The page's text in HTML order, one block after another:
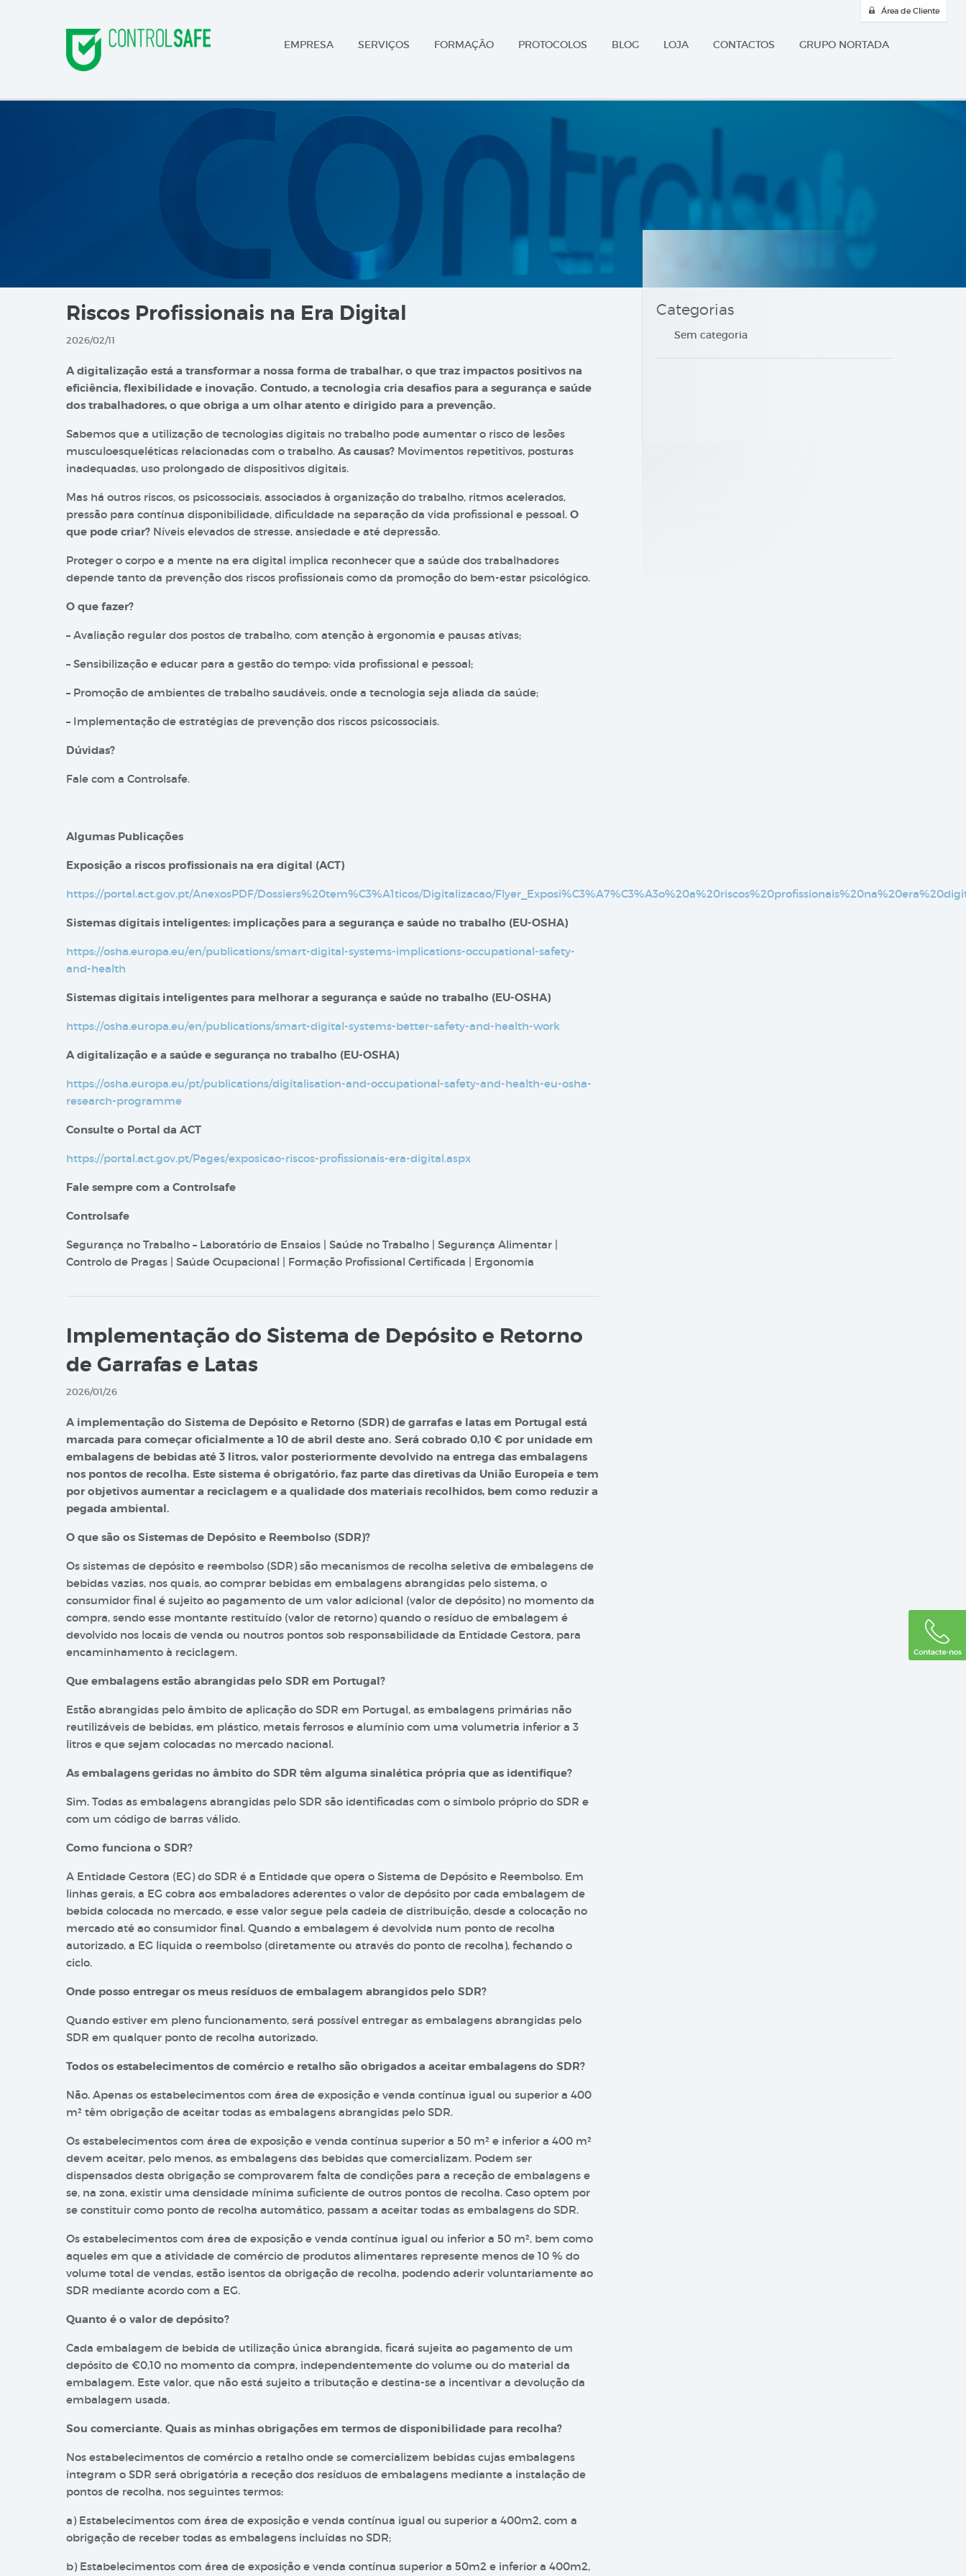
Área de Cliente
EMPRESA SERVIÇOS FORMAÇÃO PROTOCOLOS BLOG LOJA CONTACTOS GRUPO NORTADA
Riscos Profissionais na Era Digital
2026/02/11
A digitalização está a transformar a nossa forma de trabalhar, o que traz impactos positivos na
eficiência, flexibilidade e inovação. Contudo, a tecnologia cria desafios para a segurança e saúde
dos trabalhadores, o que obriga a um olhar atento e dirigido para a prevenção.
Sabemos que a utilização de tecnologias digitais no trabalho pode aumentar o risco de lesões
musculoesqueléticas relacionadas com o trabalho. As causas? Movimentos repetitivos, posturas
inadequadas, uso prolongado de dispositivos digitais.
Mas há outros riscos, os psicossociais, associados à organização do trabalho, ritmos acelerados,
pressão para contínua disponibilidade, dificuldade na separação da vida profissional e pessoal. O
que pode criar? Níveis elevados de stresse, ansiedade e até depressão.
Proteger o corpo e a mente na era digital implica reconhecer que a saúde dos trabalhadores
depende tanto da prevenção dos riscos profissionais como da promoção do bem-estar psicológico.
O que fazer?
– Avaliação regular dos postos de trabalho, com atenção à ergonomia e pausas ativas;
– Sensibilização e educar para a gestão do tempo: vida profissional e pessoal;
– Promoção de ambientes de trabalho saudáveis, onde a tecnologia seja aliada da saúde;
– Implementação de estratégias de prevenção dos riscos psicossociais.
Dúvidas?
Fale com a Controlsafe.
Algumas Publicações
Exposição a riscos profissionais na era digital​ (ACT)
https://portal.act.gov.pt/AnexosPDF/Dossiers%20tem%C3%A1ticos/Digitalizacao/
Sistemas digitais inteligentes: implicações para a segurança e saúde no trabalho (EU-OSHA)
https://osha.europa.eu/en/publications/smart-digital-systems-implications-occupational-safety-
and-health
Sistemas digitais inteligentes para melhorar a segurança e saúde no trabalho​​ (EU-OSHA)
https://osha.europa.eu/en/publications/smart-digital-systems-better-safety-and-health-work
A digitalização e a saúde e segurança no trabalho (EU-OSHA)
https://osha.europa.eu/pt/publications/digitalisation-and-occupational-safety-and-health-eu-osha-
research-programme
Consulte o Portal da ACT
https://portal.act.gov.pt/Pages/exposicao-riscos-profissionais-era-digital.aspx
Fale sempre com a Controlsafe
Controlsafe
Segurança no Trabalho – Laboratório de Ensaios | Saúde no Trabalho | Segurança Alimentar |
Controlo de Pragas | Saúde Ocupacional | Formação Profissional Certificada | Ergonomia
Implementação do Sistema de Depósito e Retorno
de Garrafas e Latas
2026/01/26
A implementação do Sistema de Depósito e Retorno (SDR) de garrafas e latas em Portugal está
marcada para começar oficialmente a 10 de abril deste ano. Será cobrado 0,10 € por unidade em
embalagens de bebidas até 3 litros, valor posteriormente devolvido na entrega das embalagens
nos pontos de recolha. Este sistema é obrigatório, faz parte das diretivas da União Europeia e tem
por objetivos aumentar a reciclagem e a qualidade dos materiais recolhidos, bem como reduzir a
pegada ambiental.
O que são os Sistemas de Depósito e Reembolso (SDR)?
Os sistemas de depósito e reembolso (SDR) são mecanismos de recolha seletiva de embalagens de
bebidas vazias, nos quais, ao comprar bebidas em embalagens abrangidas pelo sistema, o
consumidor final é sujeito ao pagamento de um valor adicional (valor de depósito) no momento da
compra, sendo esse montante restituído (valor de retorno) quando o resíduo de embalagem é
devolvido nos locais de venda ou noutros pontos sob responsabilidade da Entidade Gestora, para
encaminhamento à reciclagem.
Que embalagens estão abrangidas pelo SDR em Portugal?
Estão abrangidas pelo âmbito de aplicação do SDR em Portugal, as embalagens primárias não
reutilizáveis de bebidas, em plástico, metais ferrosos e alumínio com uma volumetria inferior a 3
litros e que sejam colocadas no mercado nacional.
As embalagens geridas no âmbito do SDR têm alguma sinalética própria que as identifique?
Sim. Todas as embalagens abrangidas pelo SDR são identificadas com o símbolo próprio do SDR e
com um código de barras válido.
Como funciona o SDR?
A Entidade Gestora (EG) do SDR é a Entidade que opera o Sistema de Depósito e Reembolso. Em
linhas gerais, a EG cobra aos embaladores aderentes o valor de depósito por cada embalagem de
bebida colocada no mercado, e esse valor segue pela cadeia de distribuição, desde a colocação no
mercado até ao consumidor final. Quando a embalagem é devolvida num ponto de recolha
autorizado, a EG liquida o reembolso (diretamente ou através do ponto de recolha), fechando o
ciclo.
Onde posso entregar os meus resíduos de embalagem abrangidos pelo SDR?
Quando estiver em pleno funcionamento, será possível entregar as embalagens abrangidas pelo
SDR em qualquer ponto de recolha autorizado.
Todos os estabelecimentos de comércio e retalho são obrigados a aceitar embalagens do SDR?
Não. Apenas os estabelecimentos com área de exposição e venda contínua igual ou superior a 400
m² têm obrigação de aceitar todas as embalagens abrangidas pelo SDR.
Os estabelecimentos com área de exposição e venda contínua superior a 50 m² e inferior a 400 m²
devem aceitar, pelo menos, as embalagens das bebidas que comercializam. Podem ser
dispensados desta obrigação se comprovarem falta de condições para a receção de embalagens e
se, na zona, existir uma densidade mínima suficiente de outros pontos de recolha. Caso optem por
se constituir como ponto de recolha automático, passam a aceitar todas as embalagens do SDR.
Os estabelecimentos com área de exposição e venda contínua igual ou inferior a 50 m², bem como
aqueles em que a atividade de comércio de produtos alimentares represente menos de 10 % do
volume total de vendas, estão isentos da obrigação de recolha, podendo aderir voluntariamente ao
SDR mediante acordo com a EG.
Quanto é o valor de depósito?
Cada embalagem de bebida de utilização única abrangida, ficará sujeita ao pagamento de um
depósito de €0,10 no momento da compra, independentemente do volume ou do material da
embalagem. Este valor, que não está sujeito a tributação e destina-se a incentivar a devolução da
embalagem usada.
Sou comerciante. Quais as minhas obrigações em termos de disponibilidade para recolha?
Nos estabelecimentos de comércio a retalho onde se comercializem bebidas cujas embalagens
integram o SDR será obrigatória a receção dos resíduos de embalagens mediante a instalação de
pontos de recolha, nos seguintes termos:
a) Estabelecimentos com área de exposição e venda contínua igual ou superior a 400m2, com a
obrigação de receber todas as embalagens incluídas no SDR;
b) Estabelecimentos com área de exposição e venda contínua superior a 50m2 e inferior a 400m2,
Categorias
Sem categoria